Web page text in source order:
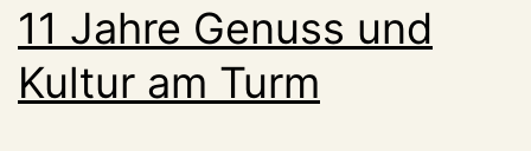
doch
escht
11 Jahre Genuss und
Kultur am Turm